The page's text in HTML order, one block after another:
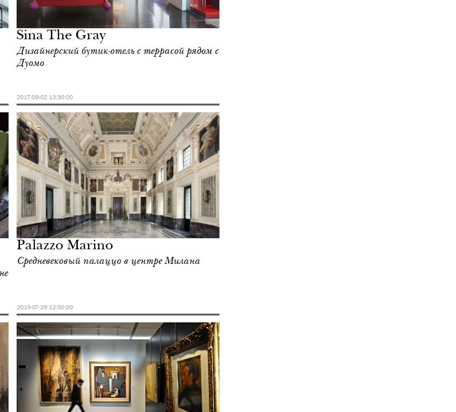
Sina The Gray
Дизайнерский бутик-отель с террасой рядом с
Дуомо
2017-09-02 13:30:00
Palazzo Marino
Средневековый палаццо в центре Милана
2019-07-29 12:00:00